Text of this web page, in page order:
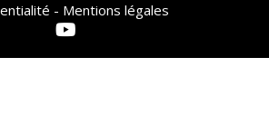
- Mentions légales